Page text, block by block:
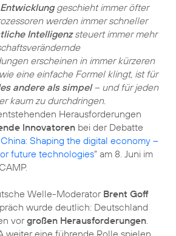
geschieht immer öfter
werden immer schneller
Intelligenzsteuert immer mehr
erscheinen in immer kürzeren
eine einfache Formel klingt, ist für
andere als simpel– und für jeden
kaum zu durchdringen.
Herausforderungen
Innovatoren bei der Debatte
Shaping the digital economy –
future technologies“ am 8. Juni im
Welle-Moderator Brent Goff
wurde deutlich: Deutschland
vorgroßen Herausforderungen
weiter eine führende Rolle spielen